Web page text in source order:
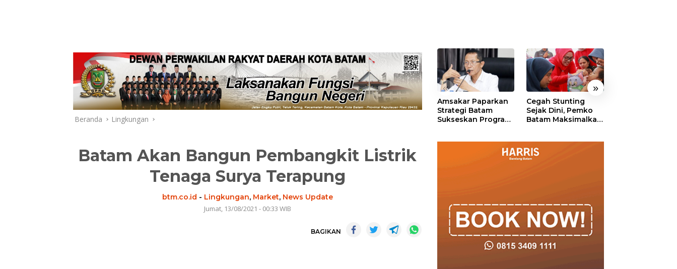
Beranda Lingkungan
Batam Akan Bangun Pembangkit Listrik
Tenaga Surya Terapung
btm.co.id - Lingkungan, Market, News Update
Jumat, 13/08/2021 - 00:33 WIB
BAGIKAN
« »
Amsakar Paparkan
Strategi Batam
Sukseskan Program
Cegah Stunting
Sejak Dini, Pemko
Batam Maksimalkan